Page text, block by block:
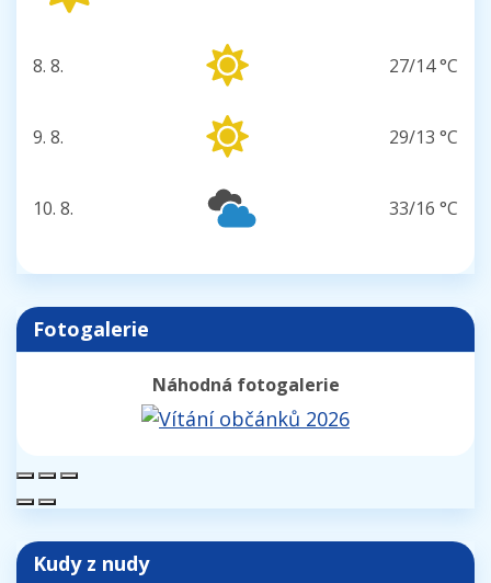
sobota
8. 8. 27/14 °C
neděle
9. 8. 29/13 °C
pondělí
10. 8. 33/16 °C
Fotogalerie
Náhodná fotogalerie
Kudy z nudy